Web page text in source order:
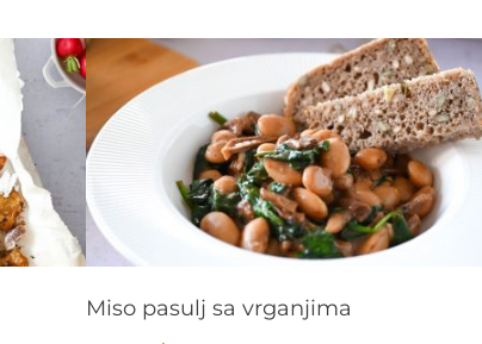
prelivom
od
humusa
Miso pasulj sa vrganjima